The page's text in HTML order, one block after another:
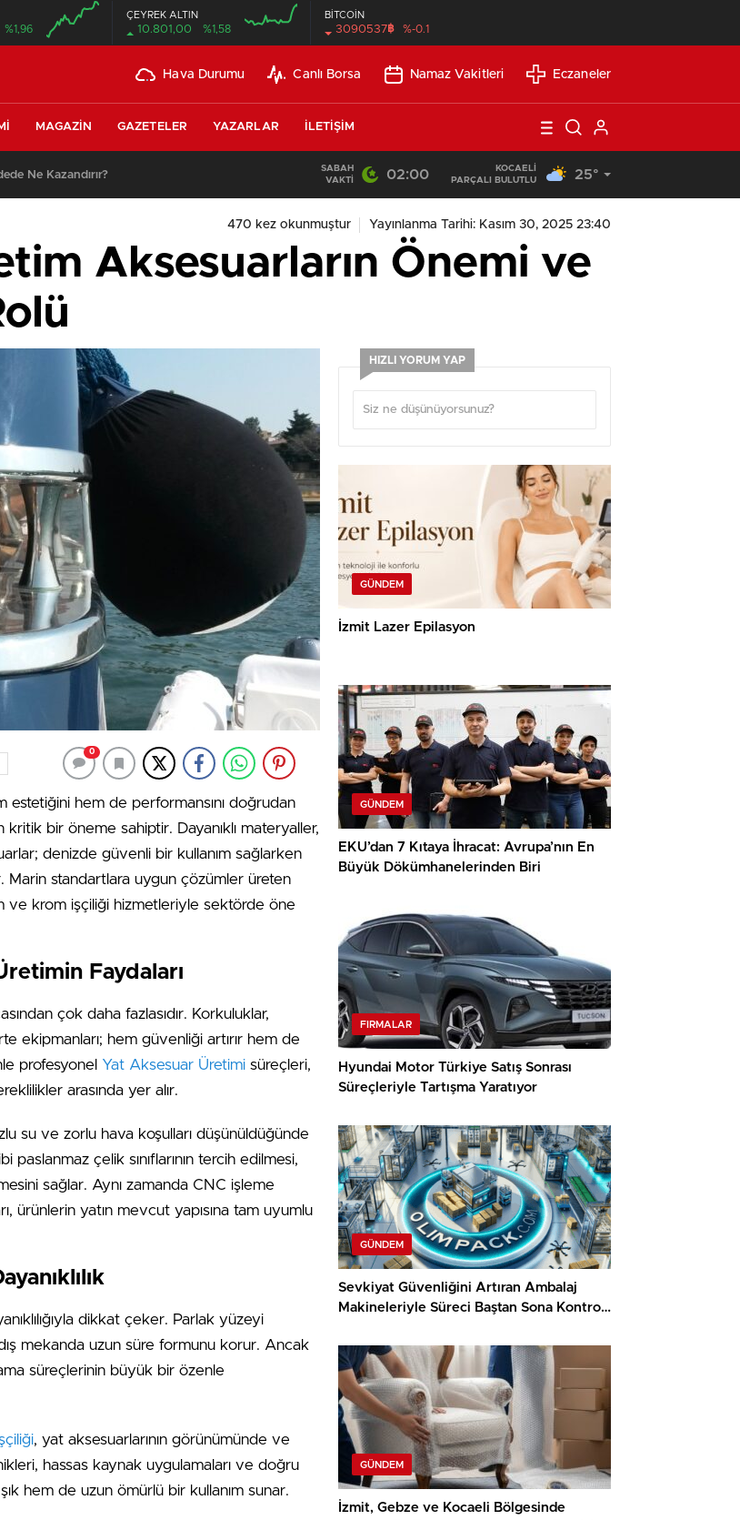
%1,96
ÇEYREK ALTIN
10.801,00 %1,58
BİTCOİN
3090537฿ %-0.1
Hava Durumu Canlı Borsa Namaz Vakitleri Eczaneler
MAGAZIN GAZETELER YAZARLAR İLETIŞIM
Ne Kazandırır? 21:21 / Günlük Okuma Süresi Az Olanlar İçin Etkili Okuma
SABAH
VAKTI
02:00
KOCAELI
PARÇALI BULUTLU
25°
470 kez okunmuştur Yayınlanma Tarihi: Kasım 30, 2025 23:40
Aksesuarların Önemi ve
0
estetiğini hem de performansını doğrudan
bir öneme sahiptir. Dayanıklı materyaller,
denizde güvenli bir kullanım sağlarken
Marin standartlara uygun çözümler üreten
ve krom işçiliği hizmetleriyle sektörde öne
Faydaları
çok daha fazlasıdır. Korkuluklar,
ekipmanları; hem güvenliği artırır hem de
profesyonel Yat Aksesuar Üretimi süreçleri,
arasında yer alır.
su ve zorlu hava koşulları düşünüldüğünde
çelik sınıflarının tercih edilmesi,
sağlar. Aynı zamanda CNC işleme
ürünlerin yatın mevcut yapısına tam uyumlu
dikkat çeker. Parlak yüzeyi
mekanda uzun süre formunu korur. Ancak
süreçlerinin büyük bir özenle
, yat aksesuarlarının görünümünde ve
hassas kaynak uygulamaları ve doğru
hem de uzun ömürlü bir kullanım sunar.
HIZLI YORUM YAP
GÜNDEM
İzmit Lazer Epilasyon
GÜNDEM
EKU’dan 7 Kıtaya İhracat: Avrupa’nın En
Büyük Dökümhanelerinden Biri
FIRMALAR
Hyundai Motor Türkiye Satış Sonrası
Süreçleriyle Tartışma Yaratıyor
GÜNDEM
Sevkiyat Güvenliğini Artıran Ambalaj
Makineleriyle Süreci Baştan Sona Kontrol
GÜNDEM
İzmit, Gebze ve Kocaeli Bölgesinde